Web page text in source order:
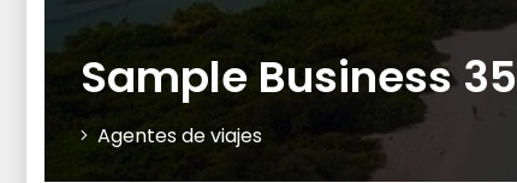
Sample Business 35
Agentes de viajes